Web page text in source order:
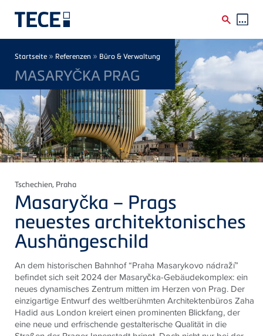
Breadcrumb
Startseite » Referenzen » Büro & Verwaltung
MASARYČKA PRAG
Tschechien, Praha
Masaryčka – Prags
neuestes architektonisches
Aushängeschild
An dem historischen Bahnhof “Praha Masarykovo nádraží”
befindet sichseit 2024 der Masaryčka-Gebäudekomplex: ein
neues dynamisches Zentrum mitten im Herzen von Prag. Der
einzigartige Entwurf des weltberühmten Architektenbüros Zaha
Hadid aus London kreiert einen prominenten Blickfang, der
eine neue und erfrischende gestalterische Qualität in die